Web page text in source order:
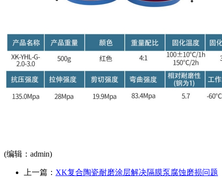
(编辑：admin)
上一篇： XK复合陶瓷耐磨涂层解决隔膜泵腐蚀磨损问题